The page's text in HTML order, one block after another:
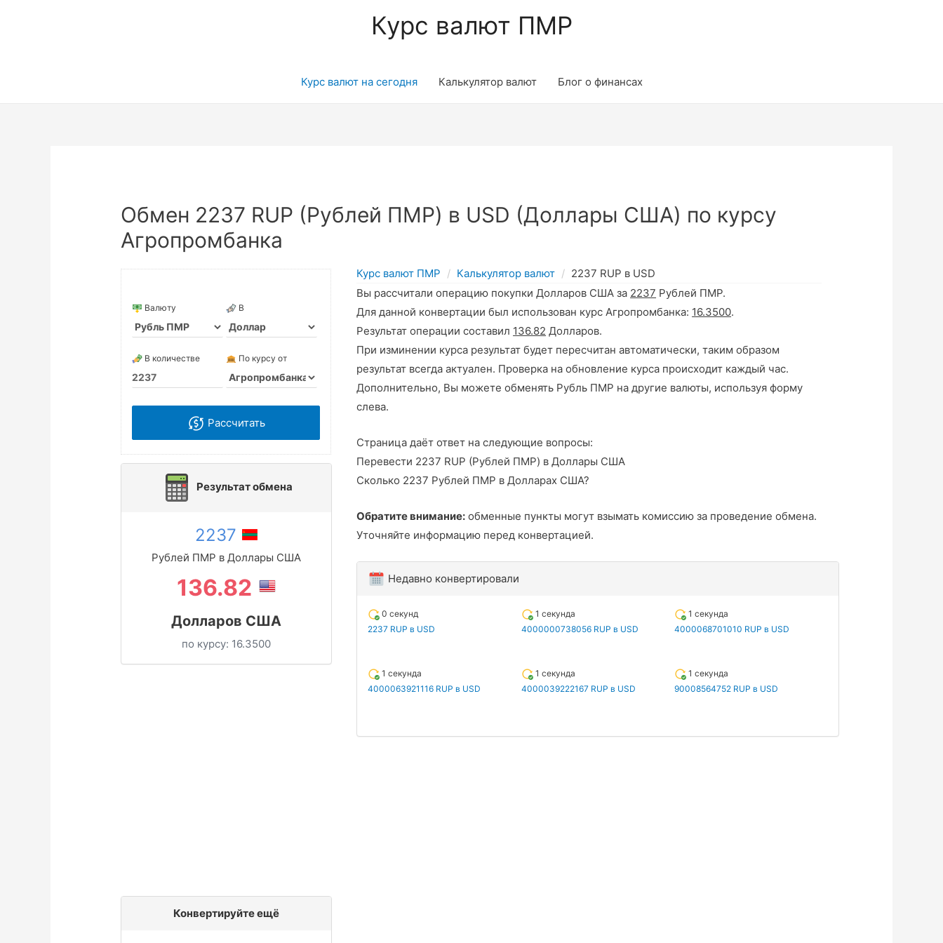
Курс валют ПМР
Курс валют на сегодня Калькулятор валют Блог о финансах
Обмен 2237 RUP (Рублей ПМР) в USD (Доллары США) по курсу
Агропромбанка
Валюту В
В количестве По курсу от
Рассчитать
Результат обмена
2237
Рублей ПМР в Доллары США
136.82
Долларов США
по курсу: 16.3500
Конвертируйте ещё
Курс валют ПМР Калькулятор валют
2237 RUP в USD
Вы рассчитали операцию покупки Долларов США за 2237 Рублей ПМР.
Для данной конвертации был использован курс Агропромбанка: 16.3500.
Результат операции составил 136.82 Долларов.
При изминении курса результат будет пересчитан автоматически, таким образом
результат всегда актуален. Проверка на обновление курса происходит каждый час.
Дополнительно, Вы можете обменять Рубль ПМР на другие валюты, используя форму
слева.
Страница даёт ответ на следующие вопросы:
Перевести 2237 RUP (Рублей ПМР) в Доллары США
Сколько 2237 Рублей ПМР в Долларах США?
Обратите внимание: обменные пункты могут взымать комиссию за проведение обмена.
Уточняйте информацию перед конвертацией.
Недавно конвертировали
0 секунд
2237 RUP в USD
1 секунда
4000000738056 RUP в USD
1 секунда
4000068701010 RUP в USD
1 секунда
4000063921116 RUP в USD
1 секунда
4000039222167 RUP в USD
1 секунда
90008564752 RUP в USD